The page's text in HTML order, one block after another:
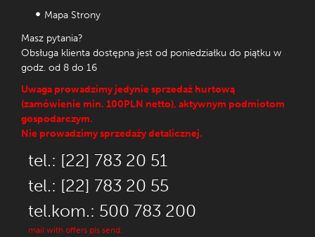
Mapa Strony
Masz pytania?
Obsługa klienta dostępna jest od poniedziałku do piątku w
godz. od 8 do 16
Uwaga prowadzimy jedynie sprzedaż hurtową
(zamówienie min. 100PLN netto), aktywnym podmiotom
gospodarczym.
Nie prowadzimy sprzedaży detalicznej.
tel.: [22] 783 20 51
tel.: [22] 783 20 55
tel.kom.: 500 783 200
mail with offers pls send: